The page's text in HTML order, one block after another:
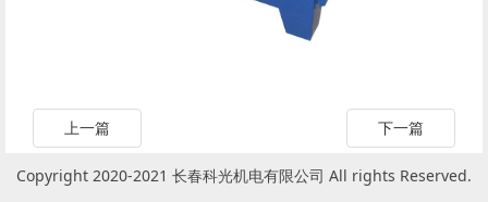
上一篇 下一篇
Copyright 2020-2021 长春科光机电有限公司 All rights Reserved.